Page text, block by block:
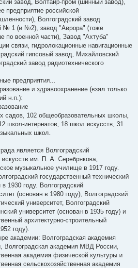
завод, Волтайр-пром (шинный завод),
предприятие российской
Волгоградский завод
№ 1 (и №2), завод "Аврора" (тоже
по военной части), Завод "Ахтуба"
связи, гидролокационные навигационные
гипсовый завод, Михайловский
завод радиотехнического
предприятия...
и здравоохранение (взял только
н.п.):
садов, 102 общеобразовательных школы,
школ-интернатов, 18 школ искусств, 31
школ.
является Волгоградский
им. П. А. Серебрякова,
музыкальное училище в 1917 году.
государственный технический
1930 году. Волгоградский
(основан в 1980 году), Волгоградский
университет, Волгоградский
университет (основан в 1935 году) и
архитектурно-строительный
году).
академии: Волгоградская академия
Волгоградская академия МВД России,
академия физической культуры и
сельскохозяйственная академия